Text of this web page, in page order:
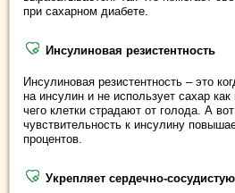
при сахарном диабете.
Инсулиновая резистентность
Инсулиновая резистентность – это
на инсулин и не использует сахар как
чего клетки страдают от голода. А
чувствительность к инсулину
процентов.
Укрепляет сердечно-